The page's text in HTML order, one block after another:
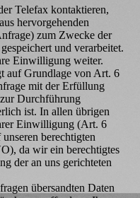
Telefax kontaktieren,
hervorgehenden
zum Zwecke der
und verarbeitet.
Einwilligung weiter.
auf Grundlage von Art. 6
mit der Erfüllung
Durchführung
ist. In allen übrigen
Einwilligung (Art. 6
berechtigten
da wir ein berechtigtes
der an uns gerichteten
übersandten Daten